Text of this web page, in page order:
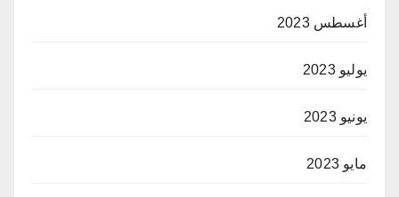
أغسطس 2023
يوليو 2023
يونيو 2023
مايو 2023